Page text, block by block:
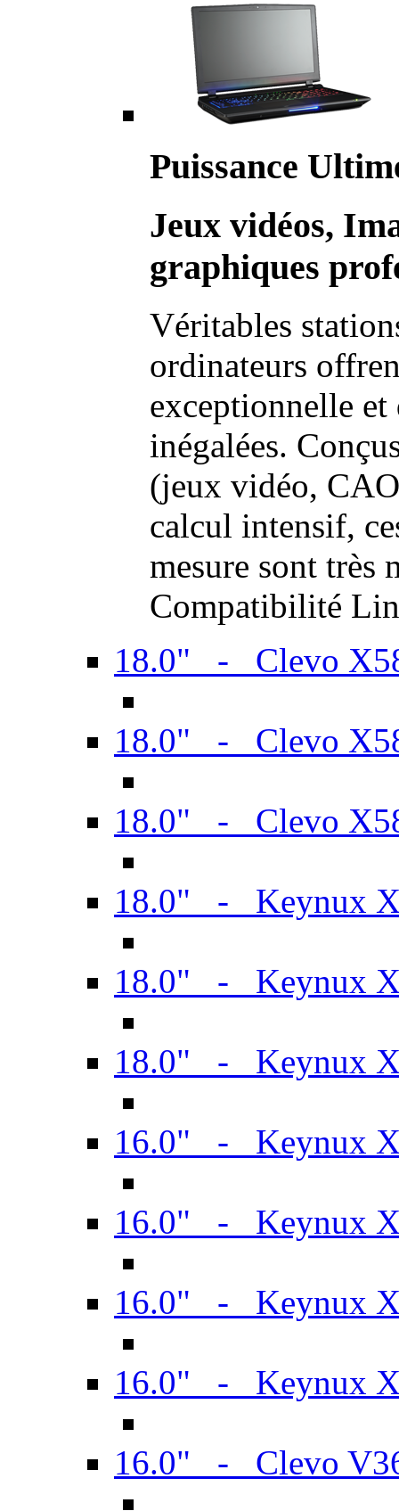
Puissance
Jeux vidéos,
graphiques
Véritables
ordinateurs
exceptionnelle et
inégalées.
(jeux vidéo,
calcul intensif,
mesure sont très
Compatibilité
18.0" - Clevo
18.0" - Clevo
18.0" - Clevo
18.0" - Keynux
18.0" - Keynux
18.0" - Keynux
16.0" - Keynux
16.0" - Keynux
16.0" - Keynux
16.0" - Keynux
16.0" - Clevo